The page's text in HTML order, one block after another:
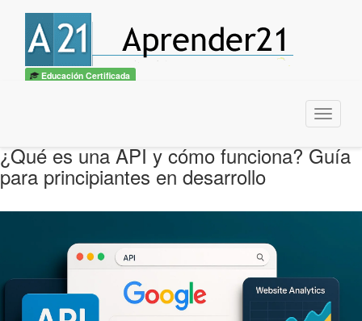
Educación Certificada
Menu
¿Qué es una API y cómo funciona? Guía
para principiantes en desarrollo